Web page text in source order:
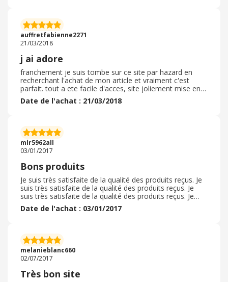
auffretfabienne2271
21/03/2018
j ai adore
franchement je suis tombe sur ce site par hazard en
recherchant l'achat de mon article et vraiment c'est
parfait. tout a ete facile d'acces, site joliement mise en
valeur, prix tres tres intéressant bref site a
recommander
Date de l'achat : 21/03/2018
mlr5962all
03/01/2017
Bons produits
Je suis très satisfaite de la qualité des produits reçus. Je
suis très satisfaite de la qualité des produits reçus. Je
suis très satisfaite de la qualité des produits reçus. Je
suis très satisfaite de la qualité des produits reçus.
Date de l'achat : 03/01/2017
melanieblanc660
02/07/2017
Très bon site